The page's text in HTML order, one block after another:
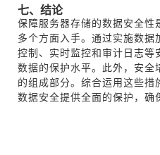
七、结论
保障服务器存储的数据安全性
多个方面入手。通过实施数
控制、实时监控和审计日志
数据的保护水平。此外，安
的组成部分。综合运用这些
数据安全提供全面的保护，确